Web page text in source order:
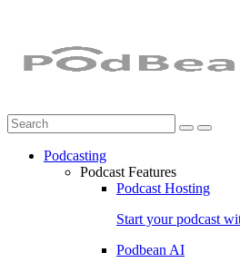
Podcasting
Podcast Features
Podcast Hosting
Start your podcast
Podbean AI